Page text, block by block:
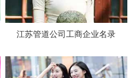
江苏管道公司工商企业名录